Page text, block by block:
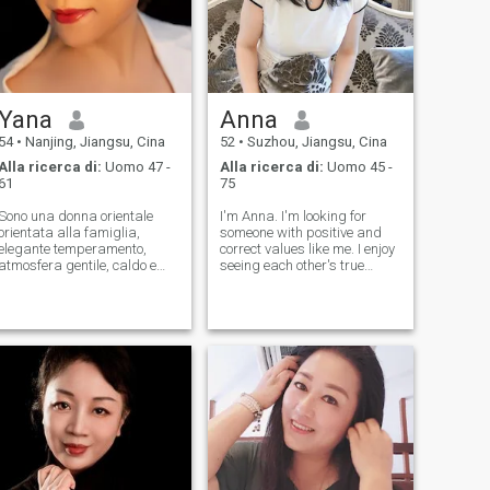
54 • Nanjing, Jiangsu, Cina
Alla ricerca di: Uomo 47 -
una donna orientale
alla famiglia,
temperamento,
atmosfera gentile, caldo e
per ridere e vivere è
mia personalità unica. Mi
piace Cucina. Gnocchi cinesi
sono il mio favorito. Posso
fare tutti i generi di minestra
nutriente. Ho una vasta
gamma di Mi piace
viaggiare, camminare,
guardare film ed escursioni.
Sono un consulente di
Anna
52 • Suzhou, Jiangsu, Cina
Alla ricerca di: Uomo 45 -
75
I'm Anna. I'm looking for
someone with positive and
correct values like me. I enjoy
seeing each other's true
show you my true self.
Similarly, I also need you to